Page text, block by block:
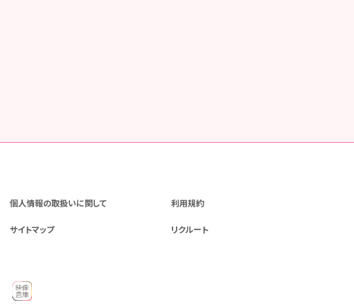
個人情報の取扱いに関して 利用規約
サイトマップ リクルート